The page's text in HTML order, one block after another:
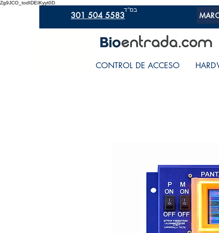
Zg9JCO_todIDEIKyyt0D
301 504 5583
בס“ד
CONTROL DE ACCESO